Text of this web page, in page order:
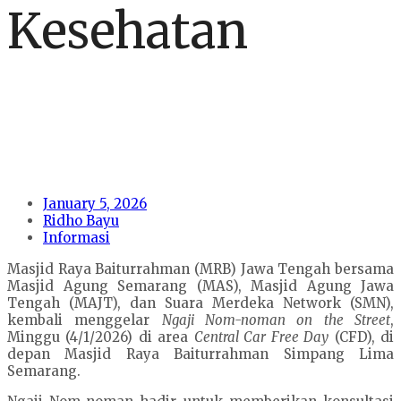
Kesehatan
January 5, 2026
Ridho Bayu
Informasi
Masjid Raya Baiturrahman (MRB) Jawa Tengah bersama
Masjid Agung Semarang (MAS), Masjid Agung Jawa
Tengah (MAJT), dan Suara Merdeka Network (SMN),
kembali menggelar Ngaji Nom-noman on the Street,
Minggu (4/1/2026) di area Central Car Free Day (CFD), di
depan Masjid Raya Baiturrahman Simpang Lima
Semarang.